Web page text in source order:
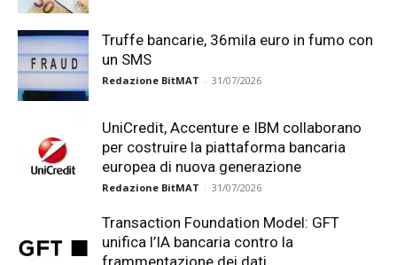
Truffe bancarie, 36mila euro in fumo con
un SMS
Redazione BitMAT - 31/07/2026
UniCredit, Accenture e IBM collaborano
per costruire la piattaforma bancaria
europea di nuova generazione
Redazione BitMAT - 31/07/2026
Transaction Foundation Model: GFT
unifica l’IA bancaria contro la
frammentazione dei dati